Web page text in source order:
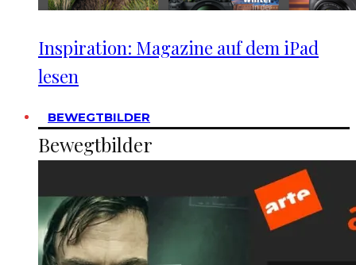
Inspiration: Magazine auf dem iPad
lesen
BEWEGTBILDER
Bewegtbilder